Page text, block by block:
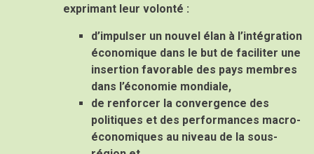
exprimant leur volonté :
d’impulser un nouvel élan à l’intégration
économique dans le but de faciliter une
insertion favorable des pays membres
dans l’économie mondiale,
de renforcer la convergence des
politiques et des performances macro-
économiques au niveau de la sous-